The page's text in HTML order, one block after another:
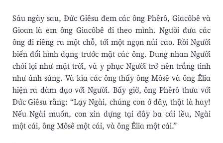
Sáu ngày sau, Ðức Giêsu đem các ông Phêrô, Giacôbê và
Gioan là em ông Giacôbê đi theo mình. Người đưa các
ông đi riêng ra một chỗ, tới một ngọn núi cao. Rồi Người
biến đổi hình dạng trước mặt các ông. Dung nhan Người
chói lọi như mặt trời, và y phục Người trở nên trắng tinh
như ánh sáng. Và kìa các ông thấy ông Môsê và ông Êlia
hiện ra đàm đạo với Người. Bấy giờ, ông Phêrô thưa với
Ðức Giêsu rằng: “Lạy Ngài, chúng con ở đây, thật là hay!
Nếu Ngài muốn, con xin dựng tại đây ba cái lều, Ngài
một cái, ông Môsê một cái, và ông Êlia một cái.”